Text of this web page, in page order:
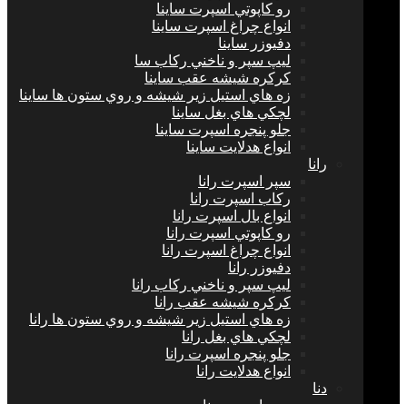
رو كاپوتي اسپرت ساینا
انواع چراغ اسپرت ساینا
دفيوزر ساینا
ليپ سپر و ناخني ركاب سا
كركره شيشه عقب ساینا
زه هاي استيل زير شيشه و روي ستون ها ساینا
لچكي هاي بغل ساینا
جلو پنجره اسپرت ساینا
انواع هدلايت ساینا
رانا
سپر اسپرت رانا
ركاب اسپرت رانا
انواع بال اسپرت رانا
رو كاپوتي اسپرت رانا
انواع چراغ اسپرت رانا
دفيوزر رانا
ليپ سپر و ناخني ركاب رانا
كركره شيشه عقب رانا
زه هاي استيل زير شيشه و روي ستون ها رانا
لچكي هاي بغل رانا
جلو پنجره اسپرت رانا
انواع هدلايت رانا
دنا